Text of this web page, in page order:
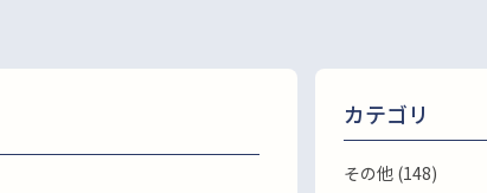
カテゴリ
その他 (148)